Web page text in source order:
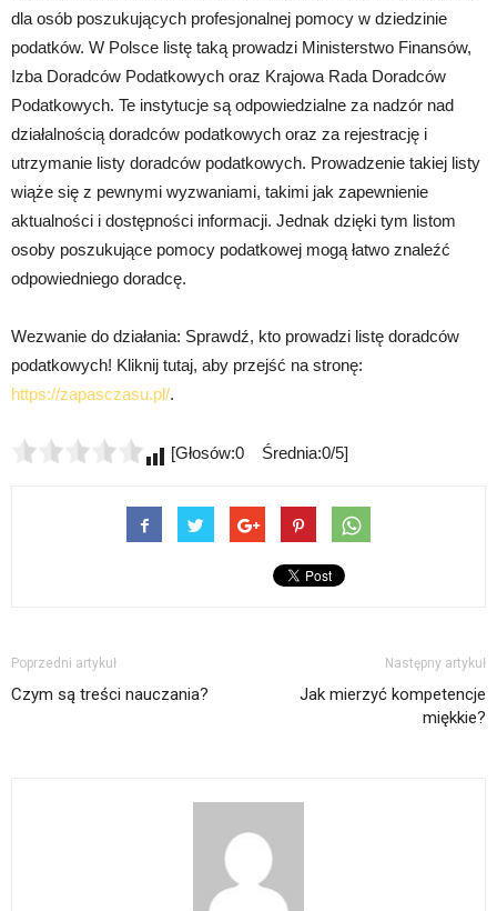
dla osób poszukujących profesjonalnej pomocy w dziedzinie
podatków. W Polsce listę taką prowadzi Ministerstwo Finansów,
Izba Doradców Podatkowych oraz Krajowa Rada Doradców
Podatkowych. Te instytucje są odpowiedzialne za nadzór nad
działalnością doradców podatkowych oraz za rejestrację i
utrzymanie listy doradców podatkowych. Prowadzenie takiej listy
wiąże się z pewnymi wyzwaniami, takimi jak zapewnienie
aktualności i dostępności informacji. Jednak dzięki tym listom
osoby poszukujące pomocy podatkowej mogą łatwo znaleźć
odpowiedniego doradcę.
Wezwanie do działania: Sprawdź, kto prowadzi listę doradców
podatkowych! Kliknij tutaj, aby przejść na stronę:
https://zapasczasu.pl/.
[Głosów:0 Średnia:0/5]
Poprzedni artykuł
Czym są treści nauczania?
Następny artykuł
Jak mierzyć kompetencje
miękkie?